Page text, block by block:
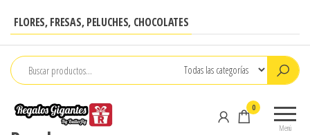
contenido
FLORES, FRESAS, PELUCHES, CHOCOLATES
Menú
0